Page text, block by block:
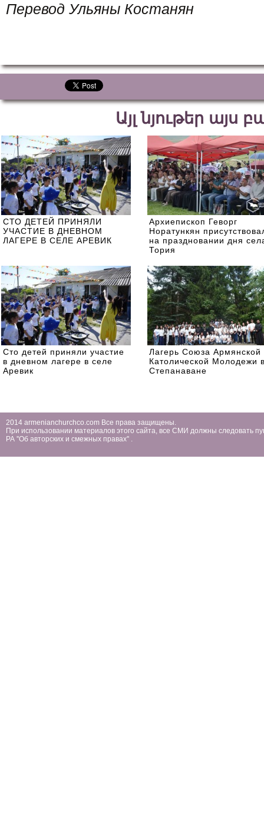
Перевод Ульяны Костанян
Այլ նյութեր այս
СТО ДЕТЕЙ ПРИНЯЛИ
УЧАСТИЕ В ДНЕВНОМ
ЛАГЕРЕ В СЕЛЕ АРЕВИК
Архиепископ Геворг
Норатункян
на праздновании дня
Тория
Сто детей приняли участие
в дневном лагере в селе
Аревик
Лагерь Союза Армянской
Католической Молодежи
Степанаване
2014 armenianchurchco.com Все права защищены.
При использовании материалов этого сайта, все СМИ должны следовать
РА ''Об авторских и смежных правах'' .